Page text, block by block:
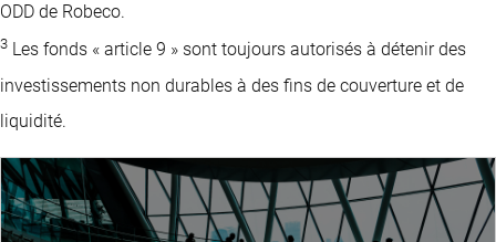
ODD de Robeco.
3 Les fonds « article 9 » sont toujours autorisés à détenir des
investissements non durables à des fins de couverture et de
liquidité.